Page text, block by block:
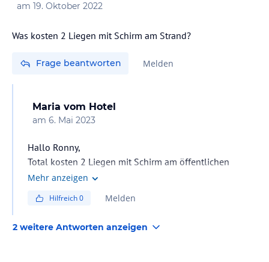
am 19. Oktober 2022
Was kosten 2 Liegen mit Schirm am Strand?
Frage beantworten Melden
Maria vom Hotel
am 6. Mai 2023
Hallo Ronny,
Total kosten 2 Liegen mit Schirm am öffentlichen
Strand EUR 7.50 ( 2.50 pro Liege, Sonnenschirm).
Mehr anzeigen
Hilfreich0 Melden
2 weitere Antworten anzeigen